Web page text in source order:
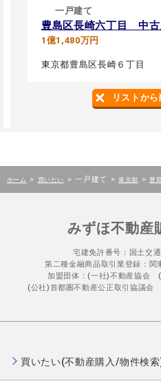
一戸建て
豊島区長崎六丁目 中古
1億1,480万円
東京都豊島区長崎６丁目
リストか
ホーム > 買いたい > 一戸建て > 東京都 > 豊
みずほ不動産
宅建免許番号：国土交
第二種金融商品取引業登録：関
加盟団体：(一社)不動産協会
(公社)首都圏不動産公正取引協議会
買いたい(不動産購入/物件検